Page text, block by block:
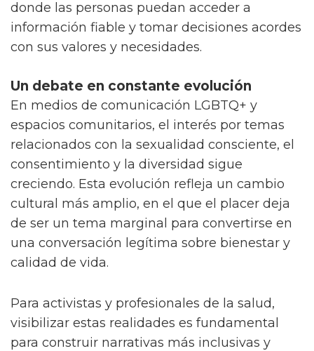
donde las personas puedan acceder a
información fiable y tomar decisiones acordes
con sus valores y necesidades.
Un debate en constante evolución
En medios de comunicación LGBTQ+ y
espacios comunitarios, el interés por temas
relacionados con la sexualidad consciente, el
consentimiento y la diversidad sigue
creciendo. Esta evolución refleja un cambio
cultural más amplio, en el que el placer deja
de ser un tema marginal para convertirse en
una conversación legítima sobre bienestar y
calidad de vida.
Para activistas y profesionales de la salud,
visibilizar estas realidades es fundamental
para construir narrativas más inclusivas y